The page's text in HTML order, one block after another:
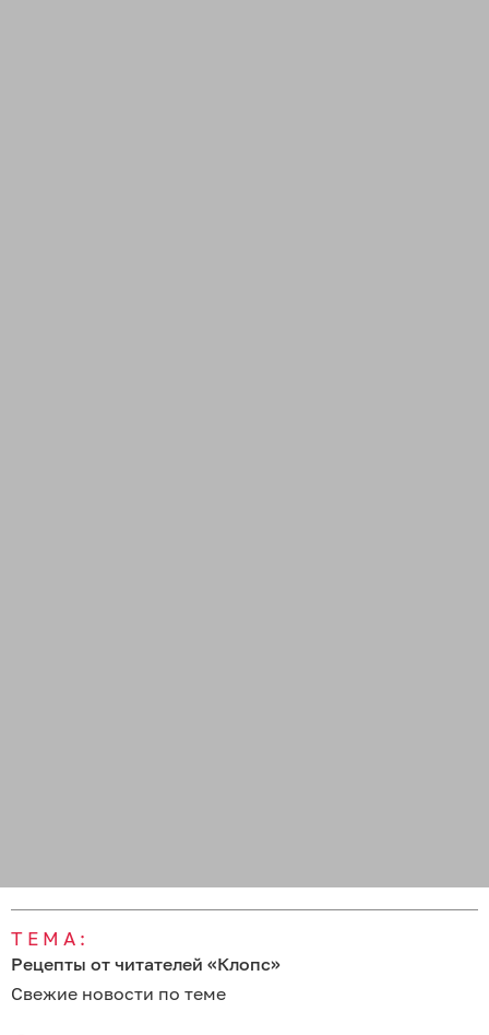
ТЕМА:
Рецепты от читателей «Клопс»
Свежие новости по теме